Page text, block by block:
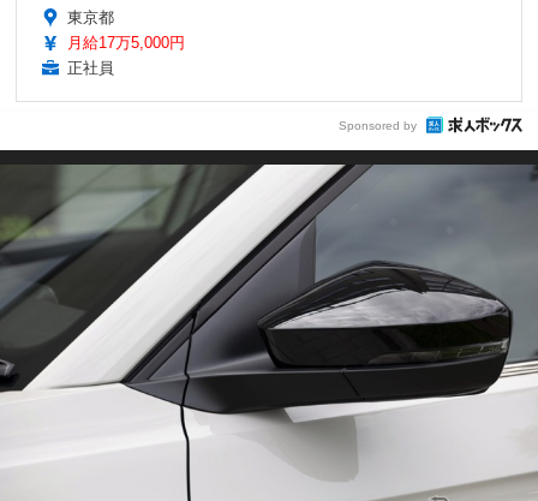
東京都
月給17万5,000円
正社員
Sponsored by